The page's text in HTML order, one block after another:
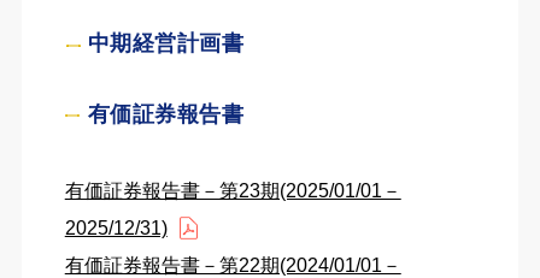
中期経営計画書
有価証券報告書
有価証券報告書－第23期(2025/01/01－
2025/12/31)
有価証券報告書－第22期(2024/01/01－